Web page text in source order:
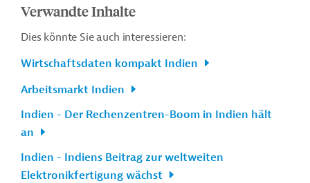
Verwandte Inhalte
Dies könnte Sie auch interessieren:
Wirtschaftsdaten kompakt Indien
Arbeitsmarkt Indien
Indien - Der Rechenzentren-Boom in Indien hält
an
Indien - Indiens Beitrag zur weltweiten
Elektronikfertigung wächst